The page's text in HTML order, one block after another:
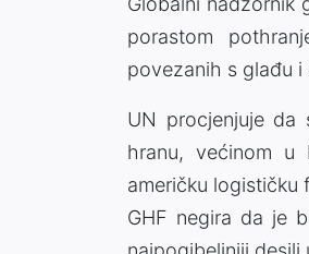
porastom
povezanih s glađu
UN procjenjuje da
hranu, većinom u
američku logističku
GHF negira da je